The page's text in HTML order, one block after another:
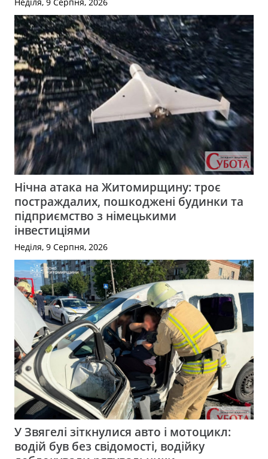
Нічна атака на Житомирщину: троє
постраждалих, пошкоджені будинки та
підприємство з німецькими
інвестиціями
Неділя, 9 Серпня, 2026
У Звягелі зіткнулися авто і мотоцикл:
водій був без свідомості, водійку